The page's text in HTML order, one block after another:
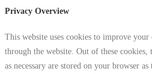
Privacy Overview
This website uses cookies to improve
through the website. Out of these cookies,
as necessary are stored on your browser